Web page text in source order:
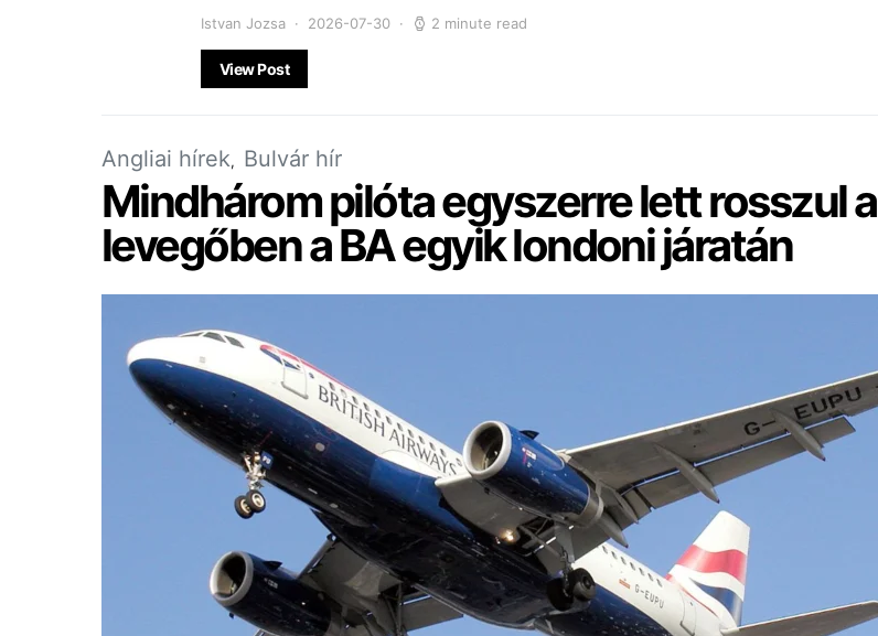
Istvan Jozsa 2026-07-30 2 minute read
View Post
Angliai hírek Bulvár hír
Mindhárom pilóta egyszerre lett rosszul a
levegőben a BA egyik londoni járatán